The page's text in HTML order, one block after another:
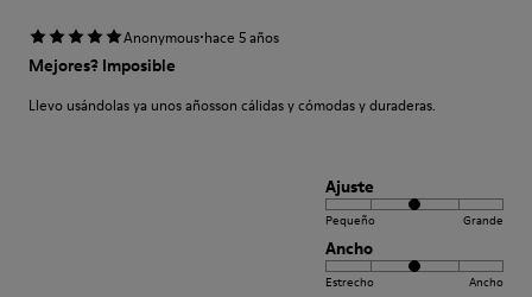
Anonymous·hace 5 años
Mejores? Imposible
Llevo usándolas ya unos añosson cálidas y cómodas y duraderas.
Ajuste
Pequeño Grande
Ancho
Estrecho Ancho